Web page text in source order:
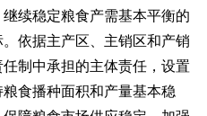
续稳定粮食产需基本平衡的
依据主产区、主销区和产销
制中承担的主体责任，设置
食播种面积和产量基本稳